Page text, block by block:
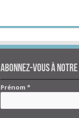
Abonnez-vous à
Prénom*